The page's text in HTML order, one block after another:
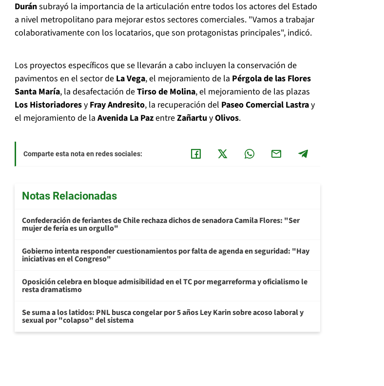
Duránsubrayó la importancia de la articulación entre todos los actores del Estado
a nivel metropolitano para mejorar estos sectores comerciales. "Vamos a trabajar
colaborativamente con los locatarios, que son protagonistas principales", indicó.
Los proyectos específicos que se llevarán a cabo incluyen la conservación de
pavimentos en el sector de La Vega, el mejoramiento de la Pérgola de las Flores
Santa María, la desafectación deTirso de Molina, el mejoramiento de las plazas
Los Historiadoresy Fray Andresito, la recuperación del Paseo Comercial Lastray
el mejoramiento de la Avenida La PazentreZañartu yOlivos.
Comparte esta nota en redes sociales:
Notas Relacionadas
Confederación de feriantes de Chile rechaza dichos de senadora Camila Flores: "Ser
mujer de feria es un orgullo"
Gobierno intenta responder cuestionamientos por falta de agenda en seguridad: "Hay
iniciativas en el Congreso"
Oposición celebra en bloque admisibilidad en el TC por megarreforma y oficialismo le
resta dramatismo
Se suma a los latidos: PNL busca congelar por 5 años Ley Karin sobre acoso laboral y
sexual por "colapso" del sistema